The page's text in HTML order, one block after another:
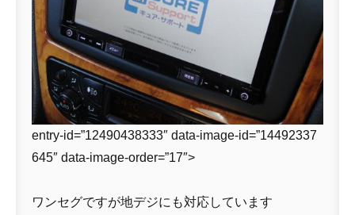
entry-id=”12490438333″ data-image-id=”14492337
645″ data-image-order=”17″>
ワンセグですが地デジにも対応しています